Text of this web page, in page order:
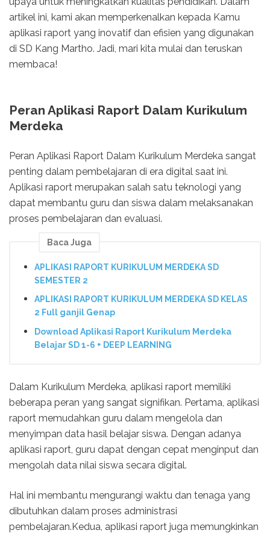
artikel ini, kami akan memperkenalkan kepada Kamu
aplikasi raport yang inovatif dan efisien yang digunakan
di SD Kang Martho. Jadi, mari kita mulai dan teruskan
membaca!
Peran Aplikasi Raport Dalam Kurikulum
Merdeka
Peran Aplikasi Raport Dalam Kurikulum Merdeka sangat
penting dalam pembelajaran di era digital saat ini.
Aplikasi raport merupakan salah satu teknologi yang
dapat membantu guru dan siswa dalam melaksanakan
proses pembelajaran dan evaluasi.
Baca Juga
APLIKASI RAPORT KURIKULUM MERDEKA SD
SEMESTER 2
APLIKASI RAPORT KURIKULUM MERDEKA SD KELAS
2 Full ganjil Genap
Download Aplikasi Raport Kurikulum Merdeka
Belajar SD 1-6 + DEEP LEARNING
Dalam Kurikulum Merdeka, aplikasi raport memiliki
beberapa peran yang sangat signifikan. Pertama, aplikasi
raport memudahkan guru dalam mengelola dan
menyimpan data hasil belajar siswa. Dengan adanya
aplikasi raport, guru dapat dengan cepat menginput dan
mengolah data nilai siswa secara digital.
Hal ini membantu mengurangi waktu dan tenaga yang
dibutuhkan dalam proses administrasi
pembelajaran.Kedua, aplikasi raport juga memungkinkan